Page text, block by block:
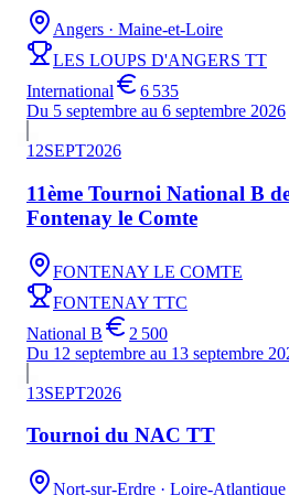
Angers · Maine-et-Loire
LES LOUPS D'ANGERS TT
International
6 535
Du 5 septembre au 6 septembre 2026
12SEPT2026
11ème Tournoi National B
Fontenay le Comte
FONTENAY LE COMTE
FONTENAY TTC
National B
2 500
Du 12 septembre au 13 septembre
13SEPT2026
Tournoi du NAC TT
Nort-sur-Erdre · Loire-Atlantique